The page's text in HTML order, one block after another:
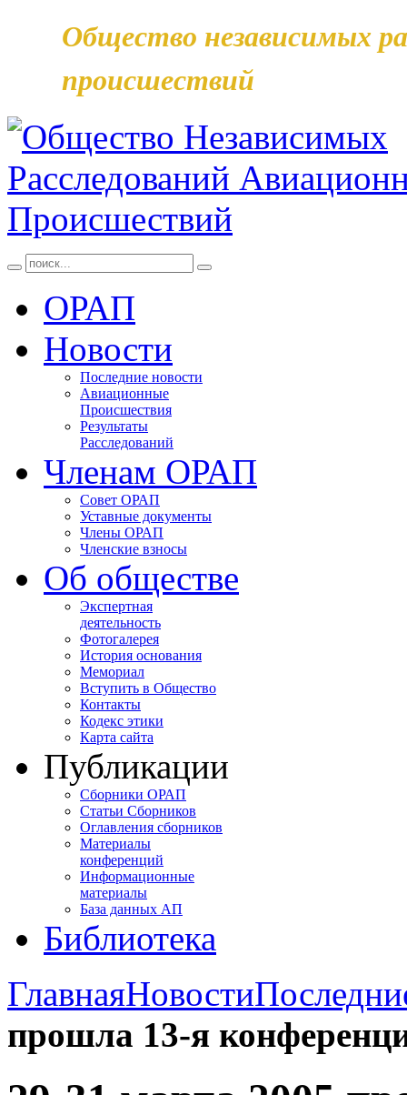
Общество независимых
происшествий
ОРАП
Новости
Последние новости
Авиационные
Происшествия
Результаты
Расследований
Членам ОРАП
Совет ОРАП
Уставные документы
Члены ОРАП
Членские взносы
Об обществе
Экспертная
деятельность
Фотогалерея
История основания
Мемориал
Вступить в Общество
Контакты
Кодекс этики
Карта сайта
Публикации
Сборники ОРАП
Статьи Сборников
Оглавления сборников
Материалы
конференций
Информационные
материалы
База данных АП
Библиотека
ГлавнаяНовости
прошла 13-я